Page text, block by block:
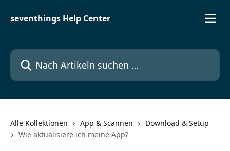
seventhings Help Center
Nach Artikeln suchen …
Alle Kollektionen App & Scannen
Download & Setup
Wie aktualisiere ich meine App?